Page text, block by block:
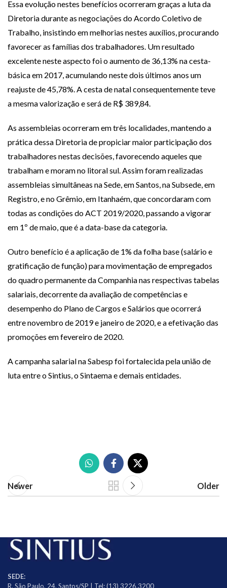
Essa evolução nestes benefícios ocorreram graças a luta da
Diretoria durante as negociações do Acordo Coletivo de
Trabalho, insistindo em melhorias nestes auxílios, procurando
favorecer as famílias dos trabalhadores. Um resultado
excelente neste aspecto foi o aumento de 36,13% na cesta-
básica em 2017, acumulando neste dois últimos anos um
reajuste de 45,78%. A cesta de natal consequentemente teve
a mesma valorização e será de R$ 389,84.
As assembleias ocorreram em três localidades, mantendo a
prática dessa Diretoria de propiciar maior participação dos
trabalhadores nestas decisões, favorecendo aqueles que
trabalham e moram no litoral sul. Assim foram realizadas
assembleias simultâneas na Sede, em Santos, na Subsede, em
Registro, e no Grêmio, em Itanhaém, que concordaram com
todas as condições do ACT 2019/2020, passando a vigorar
em 1º de maio, que é a data-base da categoria.
Outro benefício é a aplicação de 1% da folha base (salário e
gratificação de função) para movimentação de empregados
do quadro permanente da Companhia nas respectivas tabelas
salariais, decorrente da avaliação de competências e
desempenho do Plano de Cargos e Salários que ocorrerá
entre novembro de 2019 e janeiro de 2020, e a efetivação das
promoções em fevereiro de 2020.
A campanha salarial na Sabesp foi fortalecida pela união de
luta entre o Sintius, o Sintaema e demais entidades.
Newer Older
SEDE:
R. São Paulo, 24, Santos/SP | Tel: (13) 3226.3200